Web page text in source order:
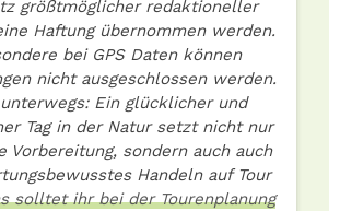
größtmöglicher redaktioneller
Haftung übernommen werden.
bei GPS Daten können
nicht ausgeschlossen werden.
Ein glücklicher und
Tag in der Natur setzt nicht nur
Vorbereitung, sondern auch auch
Handeln auf Tour
solltet ihr bei der Tourenplanung